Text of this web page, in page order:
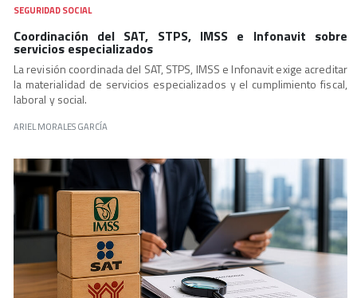
SEGURIDAD SOCIAL
Coordinación del SAT, STPS, IMSS e Infonavit sobre
servicios especializados
La revisión coordinada del SAT, STPS, IMSS e Infonavit exige acreditar
la materialidad de servicios especializados y el cumplimiento fiscal,
laboral y social.
ARIEL MORALES GARCÍA